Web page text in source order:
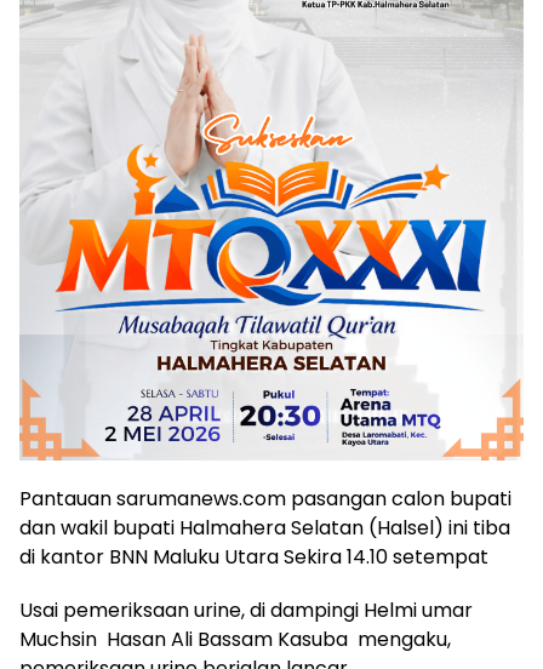
Pantauan sarumanews.com pasangan calon bupati
dan wakil bupati Halmahera Selatan (Halsel) ini tiba
di kantor BNN Maluku Utara Sekira 14.10 setempat
Usai pemeriksaan urine, di dampingi Helmi umar
Muchsin Hasan Ali Bassam Kasuba mengaku,